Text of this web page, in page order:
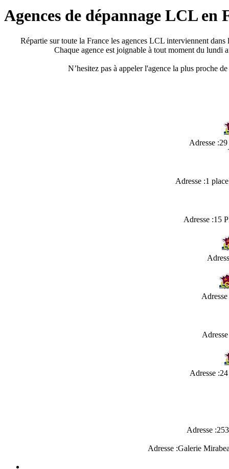
Agences de dépannage LCL en
Répartie sur toute la France les agences LCL interviennent
Chaque agence est joignable à tout moment du lundi
N’hesitez pas à appeler l'agence la plus proche
Adresse
Adresse :1
Adresse :15
Adresse
Adresse
Adresse :Galerie